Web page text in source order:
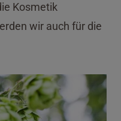
Kosmetik
wir auch für die